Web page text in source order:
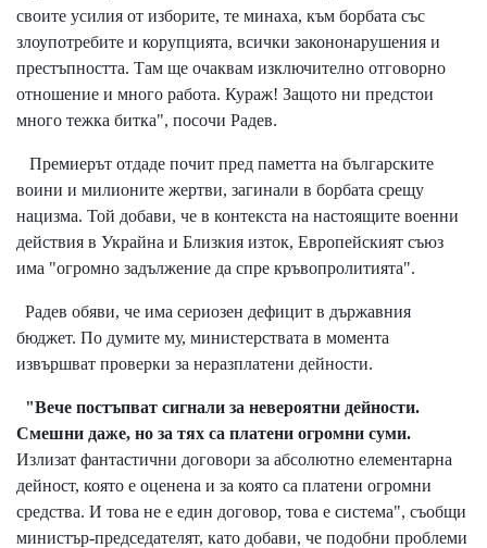
своите усилия от изборите, те минаха, към борбата със
злоупотребите и корупцията, всички закононарушения и
престъпността. Там ще очаквам изключително отговорно
отношение и много работа. Кураж! Защото ни предстои
много тежка битка", посочи Радев.
Премиерът отдаде почит пред паметта на българските
воини и милионите жертви, загинали в борбата срещу
нацизма. Той добави, че в контекста на настоящите военни
действия в Украйна и Близкия изток, Европейският съюз
има "огромно задължение да спре кръвопролитията".
Радев обяви, че има сериозен дефицит в държавния
бюджет. По думите му, министерствата в момента
извършват проверки за неразплатени дейности.
"Вече постъпват сигнали за невероятни дейности.
Смешни даже, но за тях са платени огромни суми.
Излизат фантастични договори за абсолютно елементарна
дейност, която е оценена и за която са платени огромни
средства. И това не е един договор, това е система", съобщи
министър-председателят, като добави, че подобни проблеми